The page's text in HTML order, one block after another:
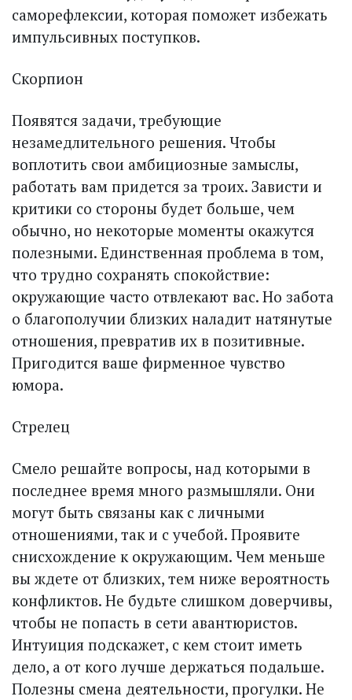
саморефлексии, которая поможет избежать
импульсивных поступков.
Скорпион
Появятся задачи, требующие
незамедлительного решения. Чтобы
воплотить свои амбициозные замыслы,
работать вам придется за троих. Зависти и
критики со стороны будет больше, чем
обычно, но некоторые моменты окажутся
полезными. Единственная проб­лема в том,
что трудно сохранять спокойствие:
окружающие часто отвлекают вас. Но забота
о благополучии близких наладит натянутые
отношения, превратив их в позитивные.
Пригодится ваше фирменное чувство
юмора.
Стрелец
Смело решайте вопросы, над которыми в
последнее время много размышляли. Они
могут быть связаны как с личными
отношениями, так и с учебой. Проявите
снисхождение к окружающим. Чем меньше
вы ждете от близких, тем ниже вероятность
конфликтов. Не будьте слишком доверчивы,
чтобы не попасть в сети авантюристов.
Интуиция подскажет, с кем стоит иметь
дело, а от кого лучше держаться подальше.
Полезны смена деятельности, прогулки. Не